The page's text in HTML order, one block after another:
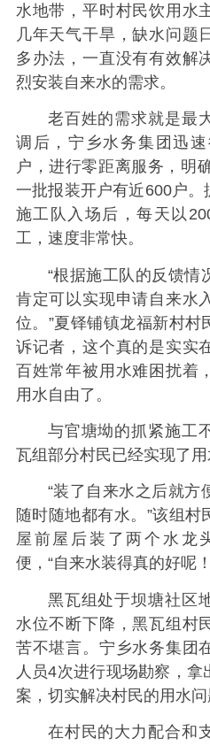
水地带，平时村民饮用水
几年天气干旱，缺水问题
多办法，一直没有有效解
烈安装自来水的需求。
老百姓的需求就是最
调后，宁乡水务集团迅
户，进行零距离服务，明
一批报装开户有近600户
施工队入场后，每天以
工，速度非常快。
“根据施工队的反馈情
肯定可以实现申请自来水
位。”夏铎铺镇龙福新村
诉记者，这个真的是实实
百姓常年被用水难困扰着
用水自由了。
与官塘坳的抓紧施工
瓦组部分村民已经实现了用
“装了自来水之后就方
随时随地都有水。”该组
屋前屋后装了两个水龙
便，“自来水装得真的好呢
黑瓦组处于坝塘社区
水位不断下降，黑瓦组村
苦不堪言。宁乡水务集团
人员4次进行现场勘察，
案，切实解决村民的用水问
在村民的大力配合和